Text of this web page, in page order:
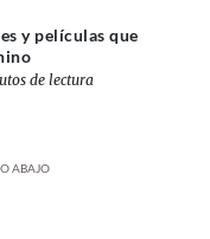
y películas que
de lectura
ABAJO